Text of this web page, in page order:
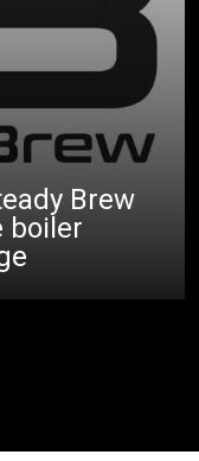
Brew
boiler